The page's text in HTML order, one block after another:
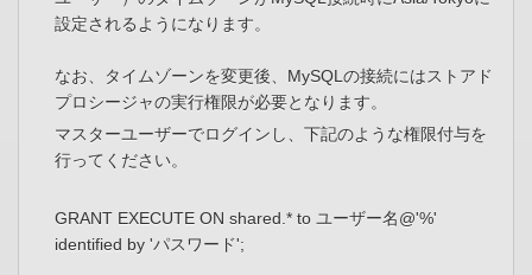
設定されるようになります。
なお、タイムゾーンを変更後、MySQLの接続にはストアド
プロシージャの実行権限が必要となります。
マスターユーザーでログインし、下記のような権限付与を
行ってください。
GRANT EXECUTE ON shared.* to ユーザー名@'%'
identified by 'パスワード';